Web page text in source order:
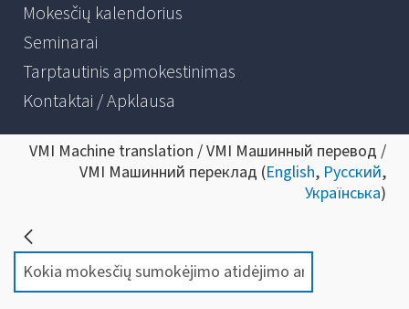
Mokesčių kalendorius
Seminarai
Tarptautinis apmokestinimas
Kontaktai / Apklausa
VMI Machine translation / VMI Машинный перевод /
VMI Машинний переклад (English, Русский,
Українська)